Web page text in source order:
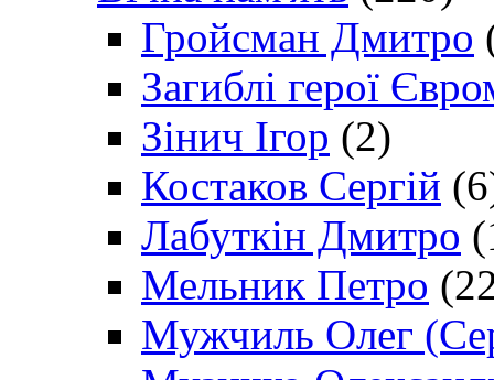
Гройсман Дмитро
Загиблі герої
Зінич Ігор (2)
Костаков Сергій
Лабуткін Дмитро
Мельник Петро
Мужчиль Олег